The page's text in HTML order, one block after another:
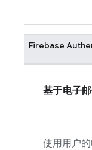
Firebase
基于电子
使用用户